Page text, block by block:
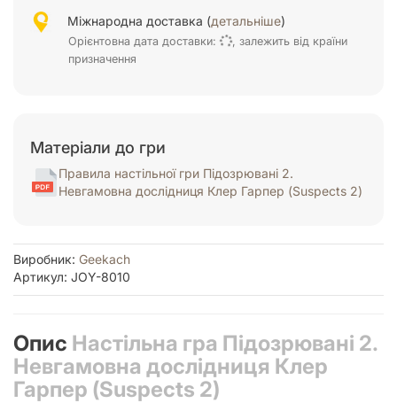
Міжнародна доставка (детальніше)
Орієнтовна дата доставки:
, залежить від країни
призначення
Матеріали до гри
Правила настільної гри Підозрювані 2.
Невгамовна дослідниця Клер Гарпер (Suspects 2)
Виробник: Geekach
Артикул: JOY-8010
Опис Настільна гра Підозрювані 2.
Невгамовна дослідниця Клер
Гарпер (Suspects 2)